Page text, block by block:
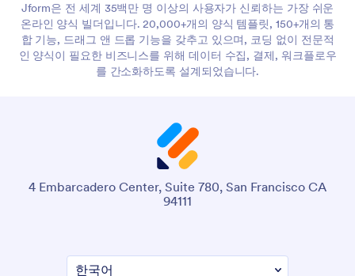
Jform은 전 세계 35백만 명 이상의 사용자가 신뢰하는 가장 쉬운
온라인 양식 빌더입니다. 20,000+개의 양식 템플릿, 150+개의 통
합 기능, 드래그 앤 드롭 기능을 갖추고 있으며, 코딩 없이 전문적
인 양식이 필요한 비즈니스를 위해 데이터 수집, 결제, 워크플로우
를 간소화하도록 설계되었습니다.
4 Embarcadero Center, Suite 780, San Francisco CA
94111